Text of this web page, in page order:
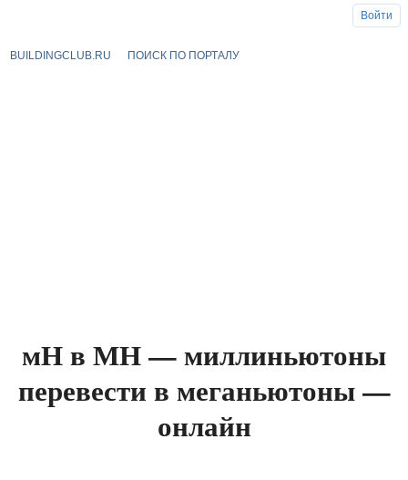
BUILDINGCLUB.RU ПОИСК ПО ПОРТАЛУ
мН в МН — миллиньютоны
перевести в меганьютоны —
онлайн
Войти